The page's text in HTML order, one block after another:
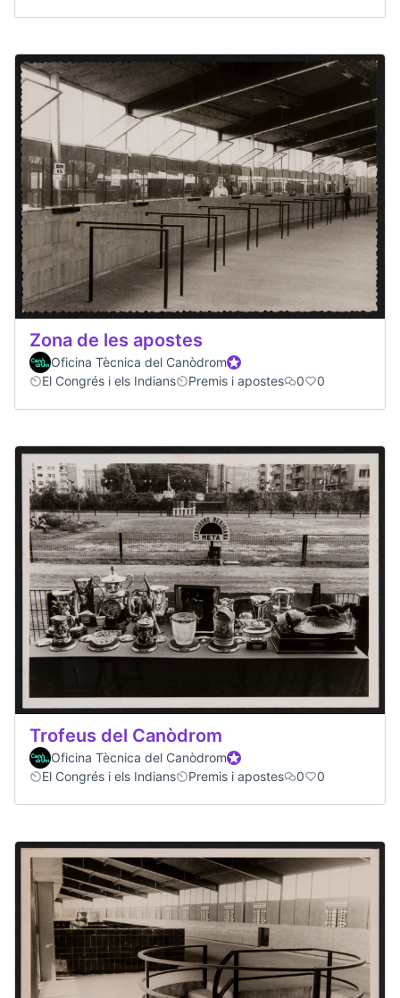
Zona de les apostes
Oficina Tècnica del CanòdromOfficial participant
El Congrés i els Indians
Premis i apostes 0 0
Trofeus del Canòdrom
Oficina Tècnica del CanòdromOfficial participant
El Congrés i els Indians
Premis i apostes 0 0